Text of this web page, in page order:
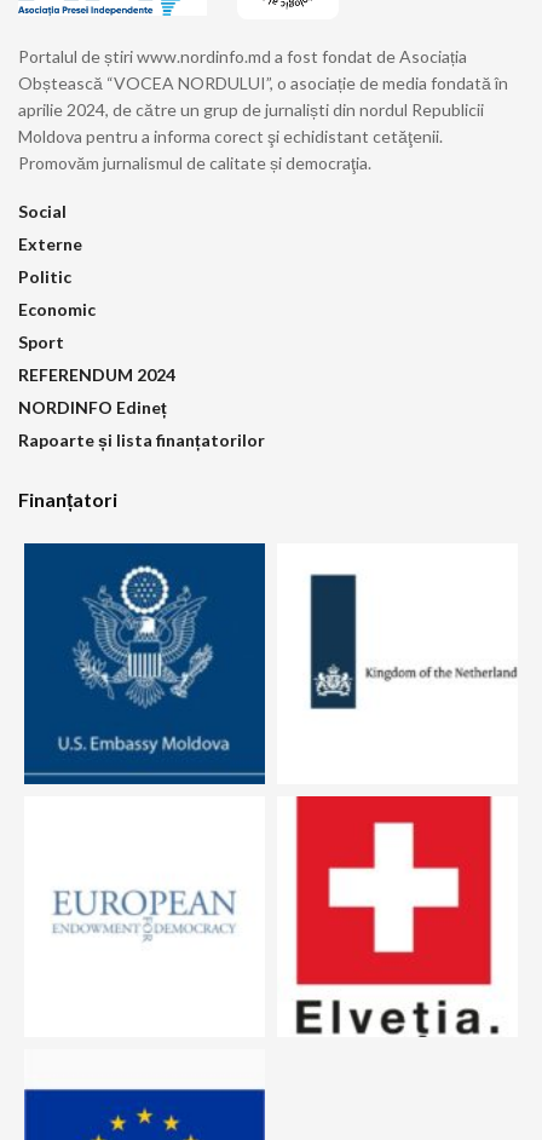
Portalul de știri www.nordinfo.md a fost fondat de Asociația
Obștească “VOCEA NORDULUI”, o asociație de media fondată în
aprilie 2024, de către un grup de jurnaliști din nordul Republicii
Moldova pentru a informa corect şi echidistant cetăţenii.
Promovăm jurnalismul de calitate și democraţia.
Social
Externe
Politic
Economic
Sport
REFERENDUM 2024
NORDINFO Edineț
Rapoarte și lista finanțatorilor
Finanțatori